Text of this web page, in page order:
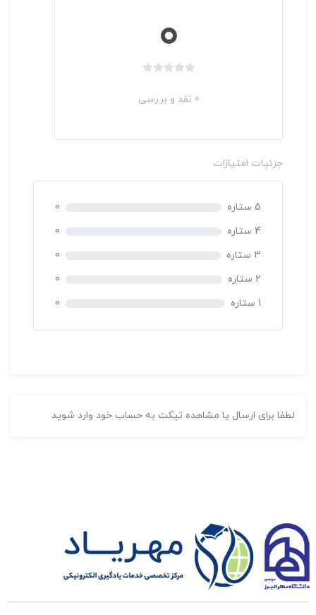
38,000,000 تومان
برنامه ریزی منابع سازمان
مدیریت کسب و کارهای کوچک
252,000 تومان
24 ساعت
بدون
0
0 نقد و بررسی
جزئیات امتیازات
5 ستاره
0
4 ستاره
0
3 ستاره
0
2 ستاره
0
1 ستاره
0
لطفا برای ارسال یا مشاهده تیکت به حساب خود وارد شوید